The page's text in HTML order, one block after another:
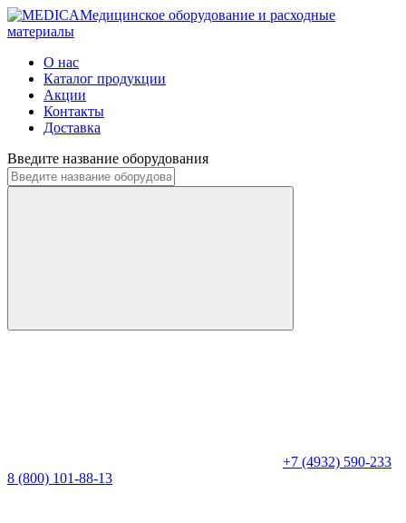
Медицинское оборудование и расходные
материалы
О нас
Каталог продукции
Акции
Контакты
Доставка
Введите название оборудования
+7 (4932) 590-233
8 (800) 101-88-13